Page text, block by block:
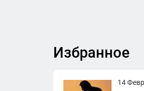
Избранное
14